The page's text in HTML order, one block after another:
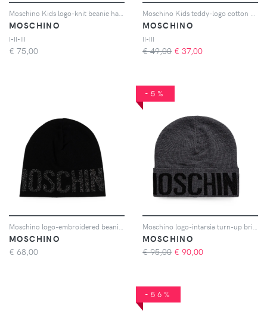
MOSCHINO
I-II-III
€ 75,00
MOSCHINO
II-III
€ 49,00 € 37,00
MOSCHINO
€ 68,00
-5%
MOSCHINO
€ 95,00 € 90,00
-56%